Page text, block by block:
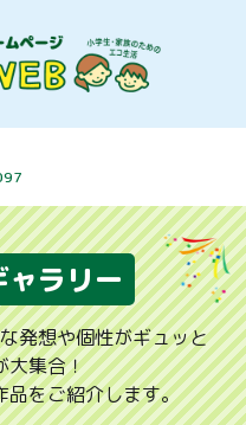
ラリー
発想や個性がギュッと
大集合！
品をご紹介します。